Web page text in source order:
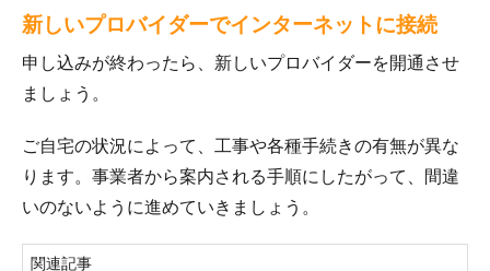
新しいプロバイダーでインターネットに接続
申し込みが終わったら、新しいプロバイダーを開通させ
ましょう。
ご自宅の状況によって、工事や各種手続きの有無が異な
ります。事業者から案内される手順にしたがって、間違
いのないように進めていきましょう。
関連記事